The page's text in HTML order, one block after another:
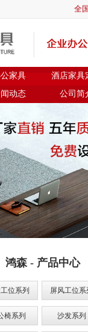
全
家具 酒店家具
动态 公司简
鸿森 - 产品中心
位系列 屏风工位系
椅系列 沙发系列